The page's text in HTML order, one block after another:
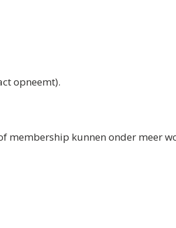
opneemt).
membership kunnen onder meer